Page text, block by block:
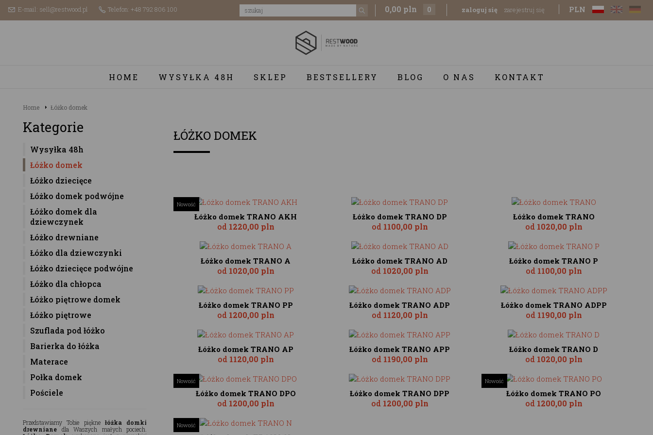
E-mail: sell@restwood.pl Telefon: +48 792 806 100 0,00 pln 0 zaloguj się zarejestruj się PLN
HOME WYSYŁKA 48H SKLEP BESTSELLERY BLOG O NAS KONTAKT
Home Łóżko domek
Kategorie
Wysyłka 48h
Łóżko domek
Łóżko dziecięce
Łóżko domek podwójne
Łóżko domek dla
dziewczynek
Łóżko drewniane
Łóżko dla dziewczynki
Łóżko dziecięce podwójne
Łóżko dla chłopca
Łóżko piętrowe domek
Łóżko piętrowe
Szuflada pod łóżko
Barierka do łóżka
Materace
Połka domek
Pościele
Przedstawiamy Tobie piękne łóżka domki
drewnianedla Waszych małych pociech.
ŁÓŻKO DOMEK
Nowość
Łóżko domek TRANO AKH
od 1220,00 pln
Łóżko domek TRANO DP
od 1100,00 pln
Łóżko domek TRANO
od 1020,00 pln
Łóżko domek TRANO A
od 1020,00 pln
Łóżko domek TRANO AD
od 1020,00 pln
Łóżko domek TRANO P
od 1100,00 pln
Łóżko domek TRANO PP
od 1200,00 pln
Łóżko domek TRANO ADP
od 1120,00 pln
Łóżko domek TRANO ADPP
od 1190,00 pln
Łóżko domek TRANO AP
od 1120,00 pln
Łóżko domek TRANO APP
od 1190,00 pln
Łóżko domek TRANO D
od 1020,00 pln
Nowość
Łóżko domek TRANO DPO
od 1200,00 pln
Łóżko domek TRANO DPP
od 1200,00 pln
Nowość
Łóżko domek TRANO PO
od 1200,00 pln
Nowość